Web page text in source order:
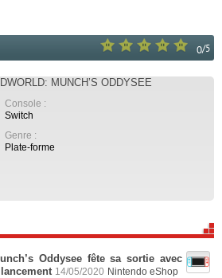
0/5
MUNCH’S ODDYSEE
Console :
Switch
Genre :
Plate-forme
Oddysee fête sa sortie avec
14/05/2020 Nintendo eShop